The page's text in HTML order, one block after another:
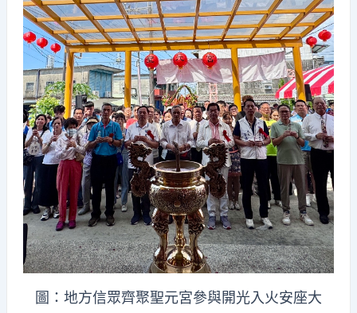
圖：地方信眾齊聚聖元宮參與開光入火安座大